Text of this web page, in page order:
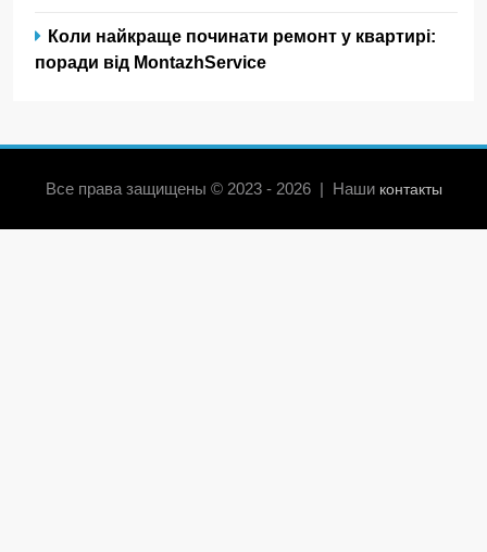
Коли найкраще починати ремонт у квартирі:
поради від MontazhService
Все права защищены © 2023 - 2026 | Наши контакты